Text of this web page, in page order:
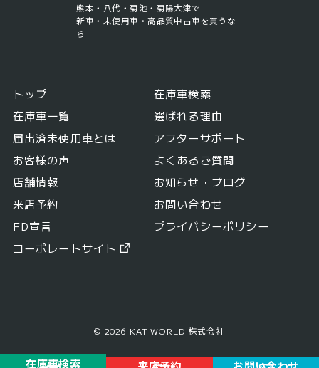
在庫車検索
熊本・八代・菊池・菊陽大津で
新車・未使用車・高品質中古車を買うな
ら
トップ
在庫車検索
在庫車一覧
選ばれる理由
届出済未使用車とは
アフターサポート
お客様の声
よくあるご質問
店舗情報
お知らせ・ブログ
来店予約
お問い合わせ
FD宣言
プライバシーポリシー
コーポレートサイト
© 2026 KAT WORLD 株式会社